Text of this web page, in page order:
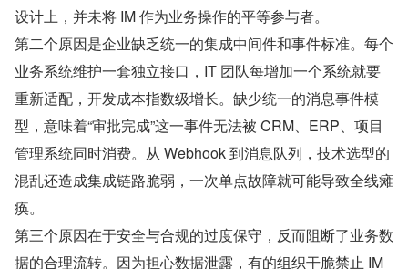
设计上，并未将 IM 作为业务操作的平等参与者。
第二个原因是企业缺乏统一的集成中间件和事件标准。每个
业务系统维护一套独立接口，IT 团队每增加一个系统就要
重新适配，开发成本指数级增长。缺少统一的消息事件模
型，意味着“审批完成”这一事件无法被 CRM、ERP、项目
管理系统同时消费。从 Webhook 到消息队列，技术选型的
混乱还造成集成链路脆弱，一次单点故障就可能导致全线瘫
痪。
第三个原因在于安全与合规的过度保守，反而阻断了业务数
据的合理流转。因为担心数据泄露，有的组织干脆禁止 IM